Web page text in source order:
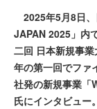
2025年5月8日
JAPAN 2025」内
二回 日本新規事
年の第一回でファ
社発の新規事業「
氏にインタビュー